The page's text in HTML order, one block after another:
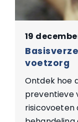
19
voetzorg
Ontdek hoe
preventieve
risicovoeten